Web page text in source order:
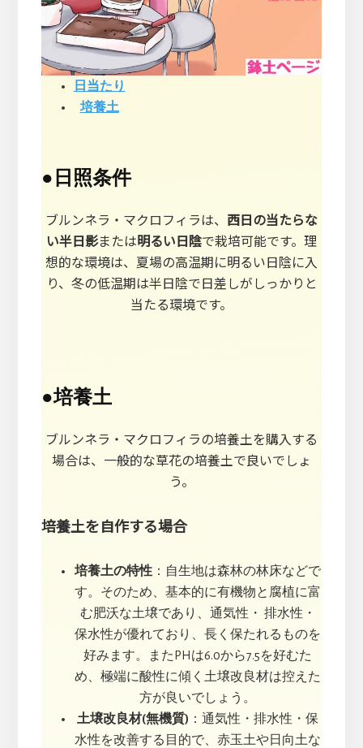
日当たり
培養土
● 日照条件
ブルンネラ・マクロフィラは、 西日の当たらな
い半日影または明るい日陰で栽培可能です。理
想的な環境は、夏場の高温期に明るい日陰に入
り、冬の低温期は半日陰で日差しがしっかりと
当たる環境です。
●培養土
ブルンネラ・マクロフィラの培養土を購入する
場合は、一般的な草花の培養土で良いでしょ
う。
培養土を自作する場合
培養土の特性 ：自生地は森林の林床などで
す。そのため、基本的に有機物と腐植に富
む肥沃な土壌であり、通気性・ 排水性・
保水性が優れており、長く保たれるものを
好みます。またPHは6.0から7.5を好むた
め、極端に酸性に傾く土壌改良材は控えた
方が良いでしょう。
土壌改良材(無機質) ：通気性・排水性・保
水性を改善する目的で、赤玉土や日向土な